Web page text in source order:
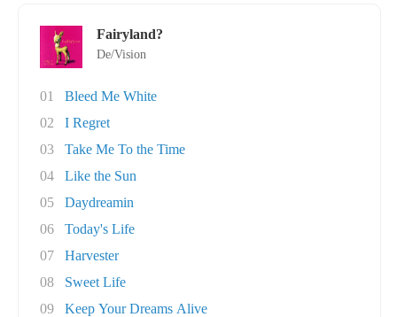
Fairyland?
De/Vision
01
Bleed Me White
02
I Regret
03
Take Me To the Time
04
Like the Sun
05
Daydreamin
06
Today's Life
07
Harvester
08
Sweet Life
09
Keep Your Dreams Alive